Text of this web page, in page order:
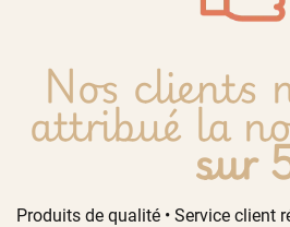
Nos clients
attribué la
sur
Produits de qualité • Service client